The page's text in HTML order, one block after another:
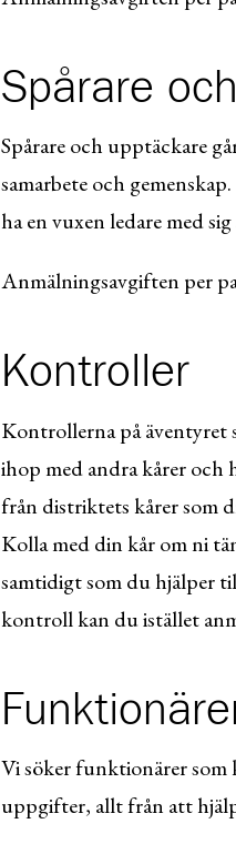
Spårare
Spårare och upptäckare
samarbete och
ha en vuxen ledare med
Anmälningsavgiften per
Kontroller
Kontrollerna på äventyret
ihop med andra kårer och
från distriktets kårer som
Kolla med din kår om ni
samtidigt som du hjälper
kontroll kan du istället
Vi söker funktionärer som
uppgifter, allt från att